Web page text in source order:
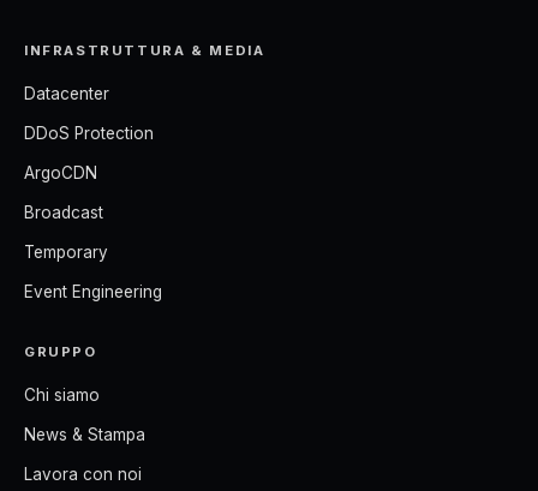
INFRASTRUTTURA & MEDIA
Datacenter
DDoS Protection
ArgoCDN
Broadcast
Temporary
Event Engineering
GRUPPO
Chi siamo
News & Stampa
Lavora con noi